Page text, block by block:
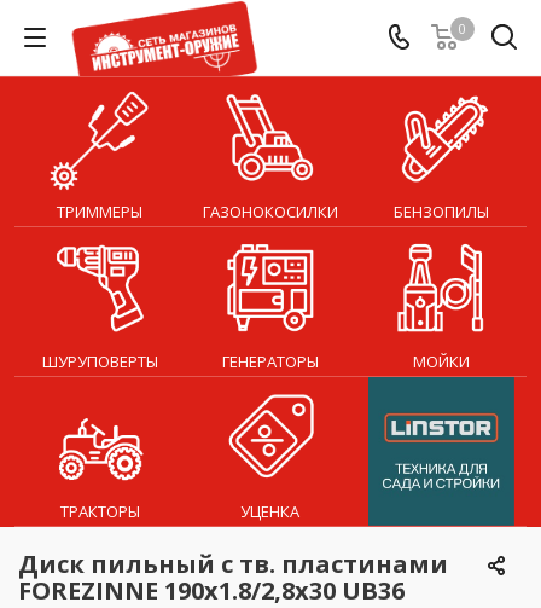
0
ТРИММЕРЫ ГАЗОНОКОСИЛКИ БЕНЗОПИЛЫ
ШУРУПОВЕРТЫ ГЕНЕРАТОРЫ МОЙКИ
ТРАКТОРЫ УЦЕНКА
Диск пильный с тв. пластинами
FOREZINNE 190х1.8/2,8х30 UB36